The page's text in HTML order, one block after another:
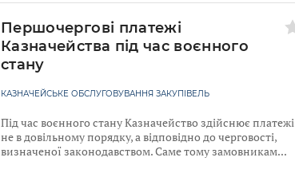
Першочергові платежі
Казначейства під час воєнного
стану
КАЗНАЧЕЙСЬКЕ ОБСЛУГОВУВАННЯ ЗАКУПІВЕЛЬ
Під час воєнного стану Казначейство здійснює платежі
не в довільному порядку, а відповідно до черговості,
визначеної законодавством. Саме тому замовникам